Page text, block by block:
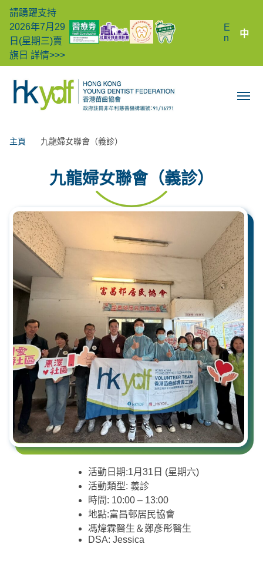
請踴躍支持
2026年7月29
日(星期三)賣
旗日 詳情>>>
E
n
中
主頁 九龍婦女聯會（義診）
九龍婦女聯會（義診）
活動日期:1月31日 (星期六)
活動類型: 義診
時間: 10:00 – 13:00
地點:富昌邨居民協會
馮煒霖醫生＆鄭彥彤醫生
DSA: Jessica